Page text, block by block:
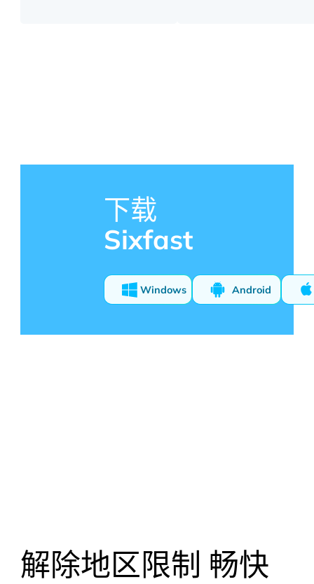
下载
Sixfast
Windows Android
解除地区限制 畅快